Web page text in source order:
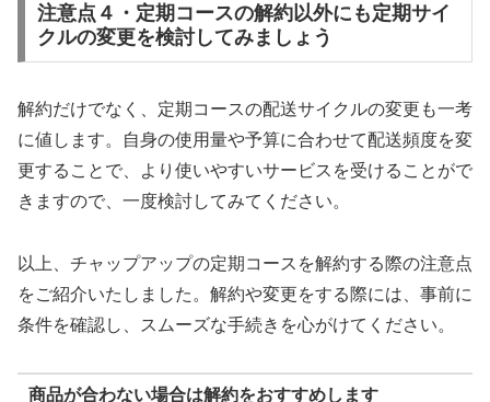
注意点４・定期コースの解約以外にも定期サイ
クルの変更を検討してみましょう
解約だけでなく、定期コースの配送サイクルの変更も一考
に値します。自身の使用量や予算に合わせて配送頻度を変
更することで、より使いやすいサービスを受けることがで
きますので、一度検討してみてください。
以上、チャップアップの定期コースを解約する際の注意点
をご紹介いたしました。解約や変更をする際には、事前に
条件を確認し、スムーズな手続きを心がけてください。
商品が合わない場合は解約をおすすめします